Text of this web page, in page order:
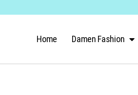
Home Damen Fashion